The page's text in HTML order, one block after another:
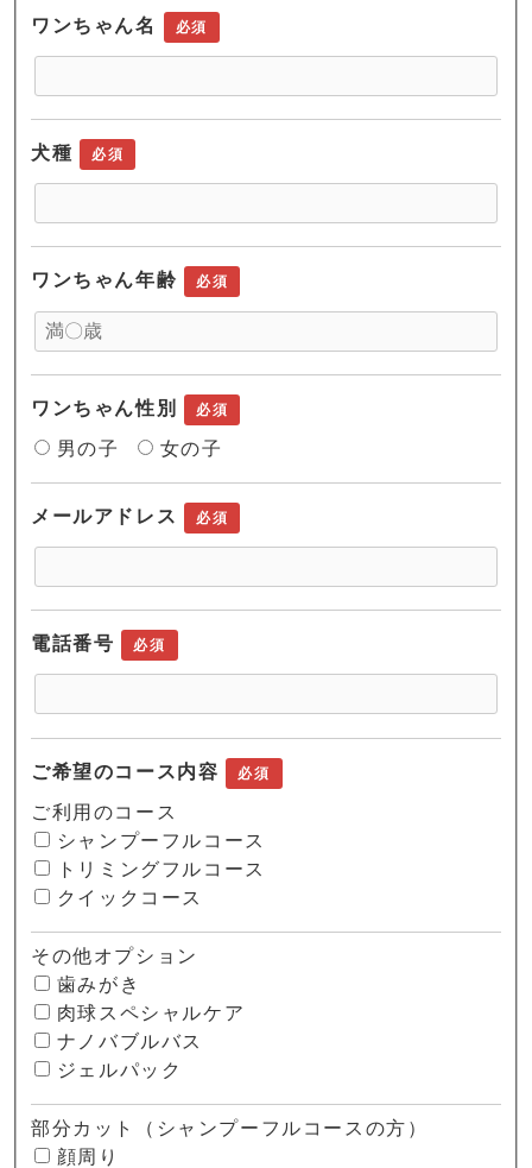
ワンちゃん名 必須
犬種 必須
ワンちゃん年齢 必須
ワンちゃん性別 必須
男の子 女の子
メールアドレス 必須
電話番号 必須
ご希望のコース内容 必須
ご利用のコース
シャンプーフルコース
トリミングフルコース
クイックコース
その他オプション
歯みがき
肉球スペシャルケア
ナノバブルバス
ジェルパック
部分カット（シャンプーフルコースの方）
顔周り